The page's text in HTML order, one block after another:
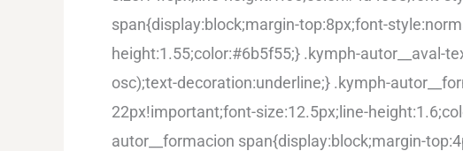
span{display:block;margin-top:8px;font-
height:1.55;color:#6b5f55;} .kymph-autor__aval-
osc);text-decoration:underline;} .kymph-
22px!important;font-size:12.5px;line-
autor__formacion span{display:block;margin-